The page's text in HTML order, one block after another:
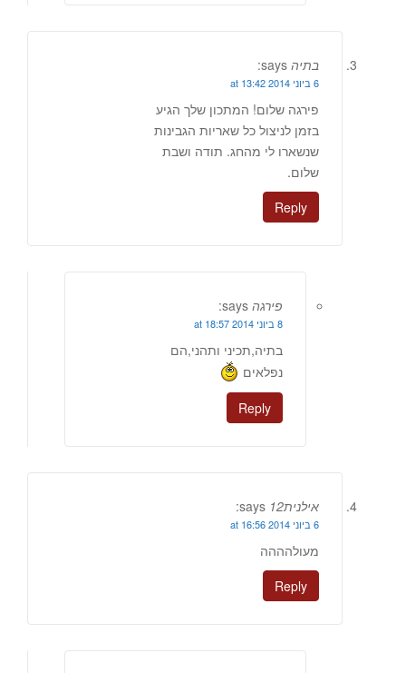
בתיה says:
6 ביוני 2014 at 13:42
פירגה שלום! המתכון שלך הגיע
בזמן לניצול כל שאריות הגבינות
שנשארו לי מהחג. תודה ושבת
שלום.
Reply
פירגה says:
8 ביוני 2014 at 18:57
בתיה,תכיני ותהני,הם
נפלאים
Reply
אילנית12 says:
6 ביוני 2014 at 16:56
מעולהההה
Reply